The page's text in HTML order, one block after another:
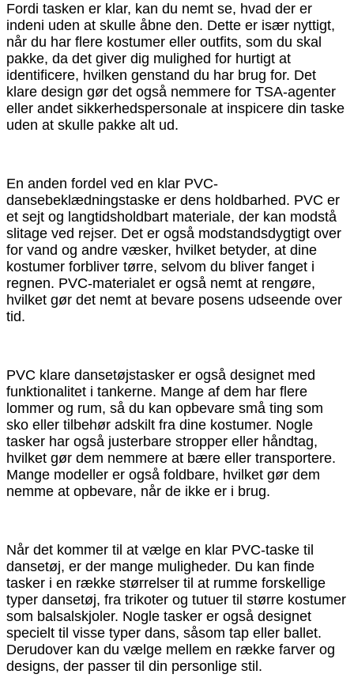
Fordi tasken er klar, kan du nemt se, hvad der er
indeni uden at skulle åbne den. Dette er især nyttigt,
når du har flere kostumer eller outfits, som du skal
pakke, da det giver dig mulighed for hurtigt at
identificere, hvilken genstand du har brug for. Det
klare design gør det også nemmere for TSA-agenter
eller andet sikkerhedspersonale at inspicere din taske
uden at skulle pakke alt ud.
En anden fordel ved en klar PVC-
dansebeklædningstaske er dens holdbarhed. PVC er
et sejt og langtidsholdbart materiale, der kan modstå
slitage ved rejser. Det er også modstandsdygtigt over
for vand og andre væsker, hvilket betyder, at dine
kostumer forbliver tørre, selvom du bliver fanget i
regnen. PVC-materialet er også nemt at rengøre,
hvilket gør det nemt at bevare posens udseende over
tid.
PVC klare dansetøjstasker er også designet med
funktionalitet i tankerne. Mange af dem har flere
lommer og rum, så du kan opbevare små ting som
sko eller tilbehør adskilt fra dine kostumer. Nogle
tasker har også justerbare stropper eller håndtag,
hvilket gør dem nemmere at bære eller transportere.
Mange modeller er også foldbare, hvilket gør dem
nemme at opbevare, når de ikke er i brug.
Når det kommer til at vælge en klar PVC-taske til
dansetøj, er der mange muligheder. Du kan finde
tasker i en række størrelser til at rumme forskellige
typer dansetøj, fra trikoter og tutuer til større kostumer
som balsalskjoler. Nogle tasker er også designet
specielt til visse typer dans, såsom tap eller ballet.
Derudover kan du vælge mellem en række farver og
designs, der passer til din personlige stil.